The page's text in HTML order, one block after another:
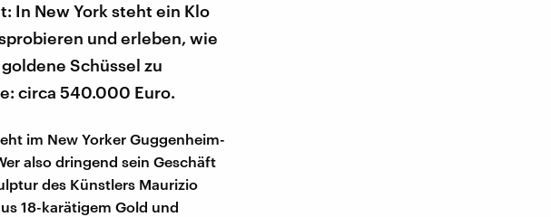
In New York steht ein Klo
und erleben, wie
Schüssel zu
circa 540.000 Euro.
im New Yorker Guggenheim-
also dringend sein Geschäft
des Künstlers Maurizio
18-karätigem Gold und